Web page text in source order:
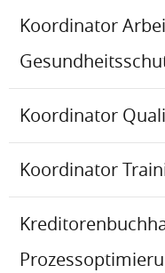
Koordinator
Koordinator
Koordinator